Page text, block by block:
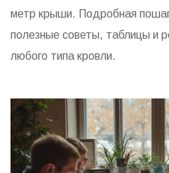
метр крыши. Подробная
полезные советы, таблицы и
любого типа кровли.